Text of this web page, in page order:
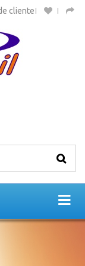
cliente